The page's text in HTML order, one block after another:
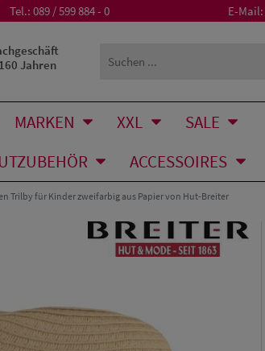
Tel.: 089 / 599 884 - 0 E-Mail:
Jahren
MARKEN XXL
SALE
ACCESSOIRES
Trilby für Kinder zweifarbig aus Papier von Hut-Breiter